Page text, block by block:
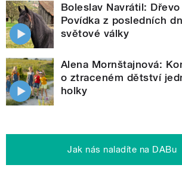
Boleslav Navrátil:
Povídka z posledních
světové války
Alena Mornštajnová:
o ztraceném dětství
holky
Jak nás naladíte na DABu